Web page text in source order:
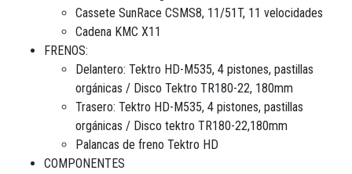
Cassete SunRace CSMS8, 11/51T, 11 velocidades
Cadena KMC X11
FRENOS:
Delantero: Tektro HD-M535, 4 pistones, pastillas
orgánicas / Disco Tektro TR180-22, 180mm
Trasero: Tektro HD-M535, 4 pistones, pastillas
orgánicas / Disco tektro TR180-22,180mm
Palancas de freno Tektro HD
COMPONENTES